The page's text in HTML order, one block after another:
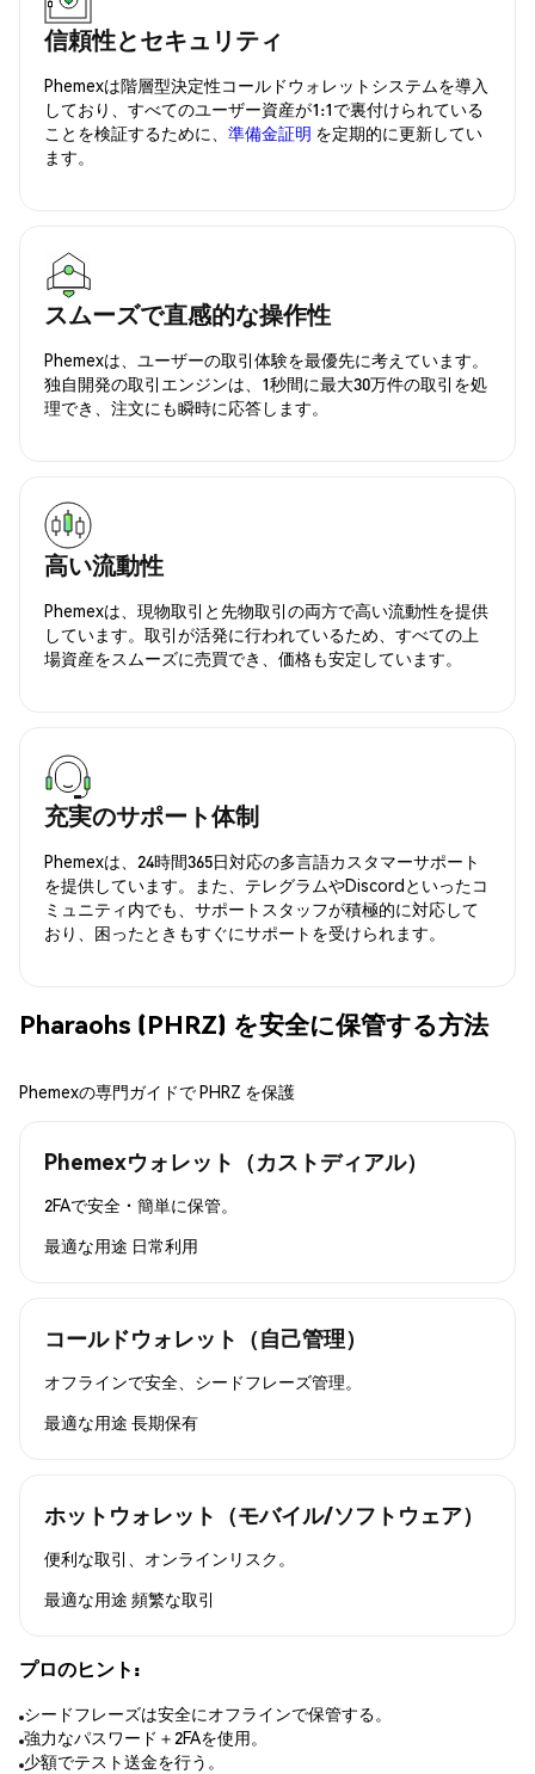
信頼性とセキュリティ
Phemexは階層型決定性コールドウォレットシステムを導入
しており、すべてのユーザー資産が1:1で裏付けられている
ことを検証するために、 準備金証明 を定期的に更新してい
ます。
スムーズで直感的な操作性
Phemexは、ユーザーの取引体験を最優先に考えています。
独自開発の取引エンジンは、1秒間に最大30万件の取引を処
理でき、注文にも瞬時に応答します。
高い流動性
Phemexは、現物取引と先物取引の両方で高い流動性を提供
しています。取引が活発に行われているため、すべての上
場資産をスムーズに売買でき、価格も安定しています。
充実のサポート体制
Phemexは、24時間365日対応の多言語カスタマーサポート
を提供しています。また、テレグラムやDiscordといったコ
ミュニティ内でも、サポートスタッフが積極的に対応して
おり、困ったときもすぐにサポートを受けられます。
Pharaohs (PHRZ) を安全に保管する方法
Phemexの専門ガイドで PHRZ を保護
Phemexウォレット（カストディアル）
2FAで安全・簡単に保管。
最適な用途 日常利用
コールドウォレット（自己管理）
オフラインで安全、シードフレーズ管理。
最適な用途 長期保有
ホットウォレット（モバイル/ソフトウェア）
便利な取引、オンラインリスク。
最適な用途 頻繁な取引
プロのヒント:
シードフレーズは安全にオフラインで保管する。
強力なパスワード＋2FAを使用。
少額でテスト送金を行う。